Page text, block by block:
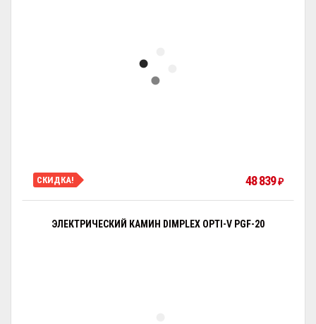
СКИДКА! 48 839₽
ЭЛЕКТРИЧЕСКИЙ КАМИН DIMPLEX OPTI-V PGF-20